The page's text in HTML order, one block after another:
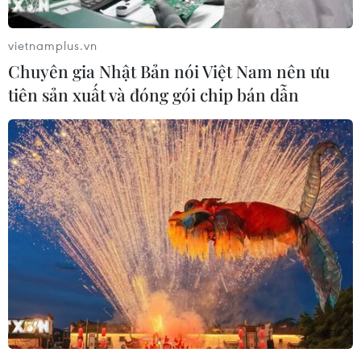
07/08/2026 23:54
Những định hướng lớn
trong thực hiện Nghị quyết 57-
NQ/TW
07/08/2026 08:18
Việt Nam hướng tới trở
thành trung tâm văn hóa và sáng tạo
hàng đầu khu vực
06/08/2026 23:33
Hà Nội lần đầu tổ chức
Festival Võ thuật quốc tế tại Hoàng
Thành Thăng Long
vietnamplus.vn
Chuyên gia Nhật Bản nói Việt Nam nên ưu
tiên sản xuất và đóng gói chip bán dẫn